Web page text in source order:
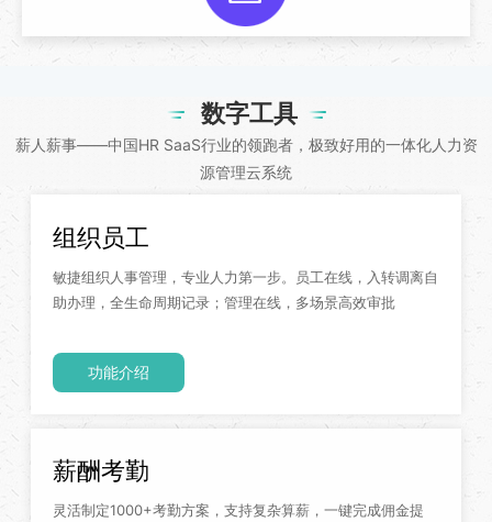
数字工具
薪人薪事——中国HR SaaS行业的领跑者，极致好用的一体化人力资
源管理云系统
组织员工
敏捷组织人事管理，专业人力第一步。员工在线，入转调离自
助办理，全生命周期记录；管理在线，多场景高效审批
功能介绍
薪酬考勤
灵活制定1000+考勤方案，支持复杂算薪，一键完成佣金提